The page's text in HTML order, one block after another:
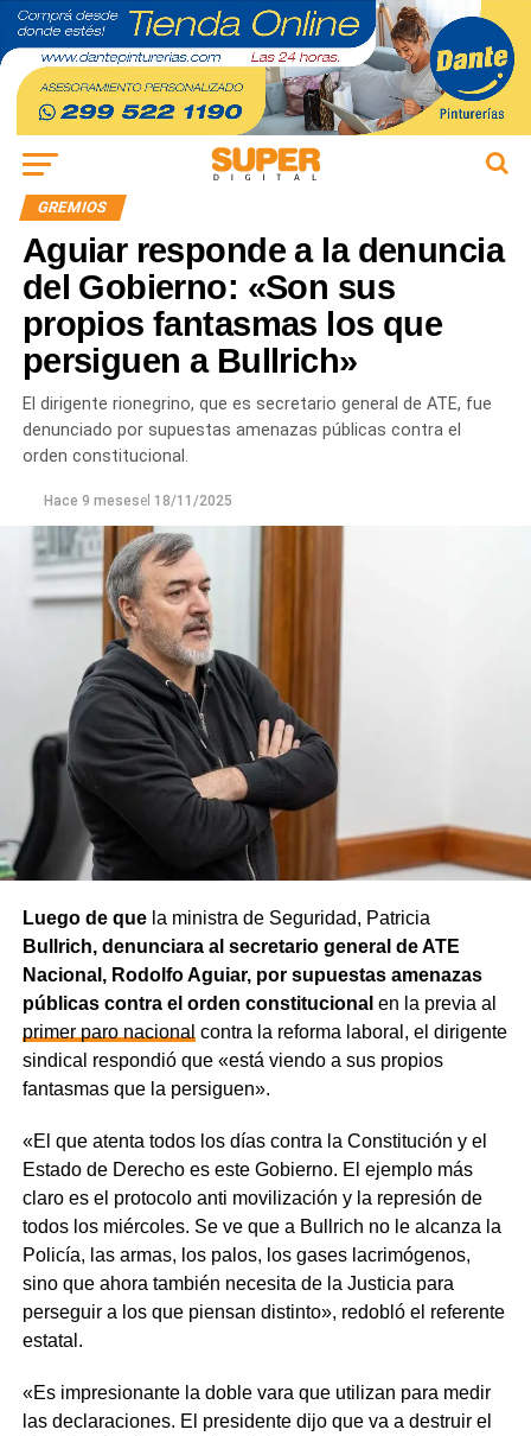
GREMIOS
Aguiar responde a la denuncia
del Gobierno: «Son sus
propios fantasmas los que
persiguen a Bullrich»
El dirigente rionegrino, que es secretario general de ATE, fue
denunciado por supuestas amenazas públicas contra el
orden constitucional.
Hace 9 mesesel 18/11/2025
Luego de quela ministra de Seguridad, Patricia
Bullrich, denunciara al secretario general de ATE
Nacional, Rodolfo Aguiar, por supuestas amenazas
públicas contra el orden constitucional en la previa al
primer paro nacional contra la reforma laboral, el dirigente
sindical respondió que «está viendo a sus propios
fantasmas que la persiguen».
«El que atenta todos los días contra la Constitución y el
Estado de Derecho es este Gobierno. El ejemplo más
claro es el protocolo anti movilización y la represión de
todos los miércoles. Se ve que a Bullrich no le alcanza la
Policía, las armas, los palos, los gases lacrimógenos,
sino que ahora también necesita de la Justicia para
perseguir a los que piensan distinto», redobló el referente
estatal.
«Es impresionante la doble vara que utilizan para medir
las declaraciones. El presidente dijo que va a destruir el